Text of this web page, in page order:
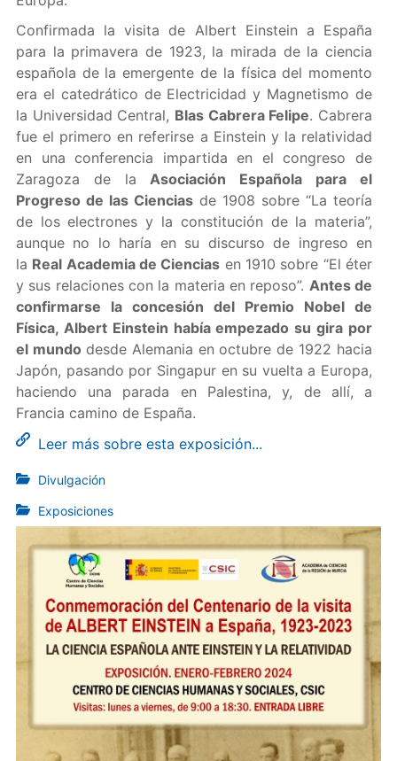
Confirmada la visita de Albert Einstein a España
para la primavera de 1923, la mirada de la ciencia
española de la emergente de la física del momento
era el catedrático de Electricidad y Magnetismo de
la Universidad Central, Blas Cabrera Felipe. Cabrera
fue el primero en referirse a Einstein y la relatividad
en una conferencia impartida en el congreso de
Zaragoza de la Asociación Española para el
Progreso de las Cienciasde 1908 sobre “La teoría
de los electrones y la constitución de la materia”,
aunque no lo haría en su discurso de ingreso en
la Real Academia de Ciencias en 1910 sobre “El éter
y sus relaciones con la materia en reposo”. Antes de
confirmarse la concesión del Premio Nobel de
Física, Albert Einstein había empezado su gira por
el mundo desde Alemania en octubre de 1922 hacia
Japón, pasando por Singapur en su vuelta a Europa,
haciendo una parada en Palestina, y, de allí, a
Francia camino de España.
Leer más sobre esta exposición...
Divulgación
Exposiciones